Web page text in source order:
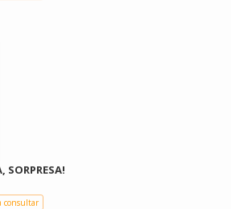
SORPRESA!
consultar